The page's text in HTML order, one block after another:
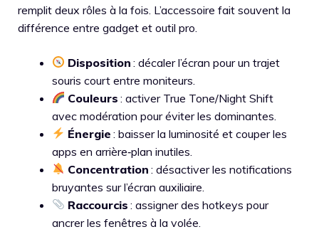
remplit deux rôles à la fois. L’accessoire fait souvent la
différence entre gadget et outil pro.
Disposition : décaler l’écran pour un trajet
souris court entre moniteurs.
Couleurs : activer True Tone/Night Shift
avec modération pour éviter les dominantes.
Énergie : baisser la luminosité et couper les
apps en arrière‑plan inutiles.
Concentration : désactiver les notifications
bruyantes sur l’écran auxiliaire.
Raccourcis : assigner des hotkeys pour
ancrer les fenêtres à la volée.